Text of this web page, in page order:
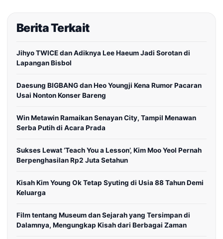
Berita Terkait
Jihyo TWICE dan Adiknya Lee Haeum Jadi Sorotan di
Lapangan Bisbol
Daesung BIGBANG dan Heo Youngji Kena Rumor Pacaran
Usai Nonton Konser Bareng
Win Metawin Ramaikan Senayan City, Tampil Menawan
Serba Putih di Acara Prada
Sukses Lewat ‘Teach You a Lesson’, Kim Moo Yeol Pernah
Berpenghasilan Rp2 Juta Setahun
Kisah Kim Young Ok Tetap Syuting di Usia 88 Tahun Demi
Keluarga
Film tentang Museum dan Sejarah yang Tersimpan di
Dalamnya, Mengungkap Kisah dari Berbagai Zaman